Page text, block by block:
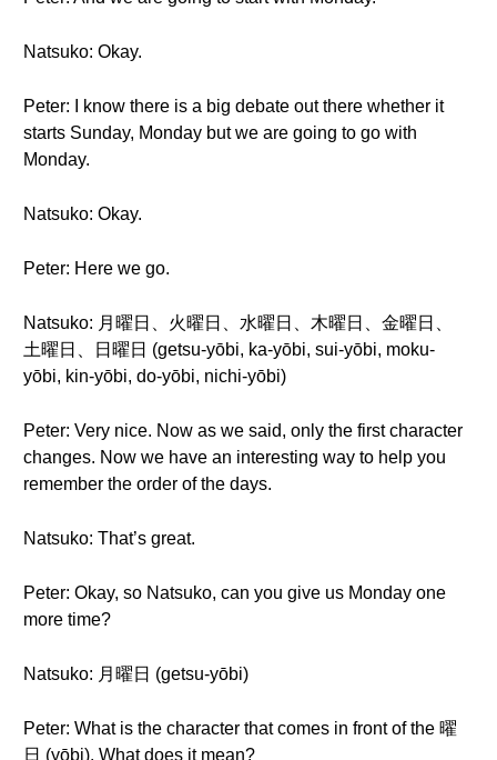
Natsuko: Okay.
Peter: I know there is a big debate out there whether it
starts Sunday, Monday but we are going to go with
Monday.
Natsuko: Okay.
Peter: Here we go.
Natsuko: 月曜日、火曜日、水曜日、木曜日、金曜日、
土曜日、日曜日 (getsu-yōbi, ka-yōbi, sui-yōbi, moku-
yōbi, kin-yōbi, do-yōbi, nichi-yōbi)
Peter: Very nice. Now as we said, only the first character
changes. Now we have an interesting way to help you
remember the order of the days.
Natsuko: That’s great.
Peter: Okay, so Natsuko, can you give us Monday one
more time?
Natsuko: 月曜日 (getsu-yōbi)
Peter: What is the character that comes in front of the 曜
日 (yōbi). What does it mean?